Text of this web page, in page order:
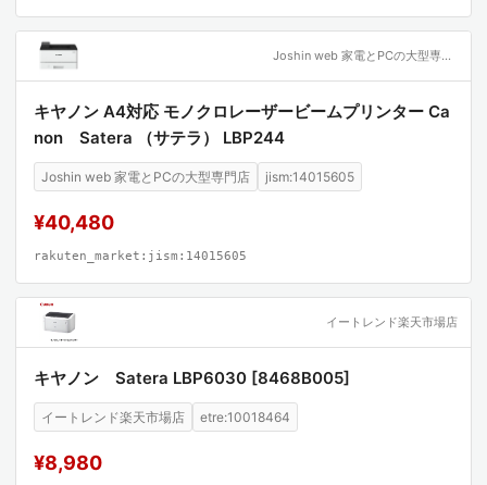
様を読み解くことは、素材の限界を知り、いかにし
てリスクを制御するかという技術的洞察を得るプロ
セスに他なりません。読後には、単なる消耗品選び
の基準を超えた、高度なリスクマネジメントの視点
と、素材の特性を最大限に活用して作業の質を向上
させるための、確固たる知識が手に入ります。これ
ルにとって、不可欠な技術的指針となるでしょう。
Joshin web 家電とPCの大型専門店
キヤノン A4対応 モノクロレーザービームプリンター Ca
non Satera （サテラ） LBP244
Joshin web 家電とPCの大型専門店 jism:14015605
¥40,480
rakuten_market:jism:14015605
イートレンド楽天市場店
キヤノン Satera LBP6030 [8468B005]
イートレンド楽天市場店 etre:10018464
¥8,980